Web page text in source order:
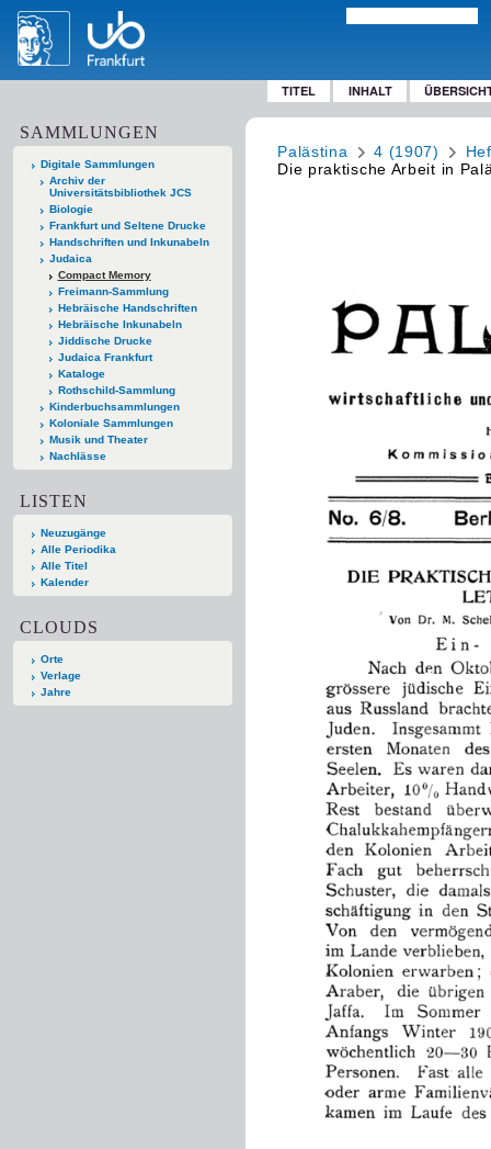
TITEL INHALT
SAMMLUNGEN
Digitale Sammlungen
Archiv der
Universitätsbibliothek JCS
Biologie
Frankfurt und Seltene Drucke
Handschriften und Inkunabeln
Judaica
Compact Memory
Freimann-Sammlung
Hebräische Handschriften
Hebräische Inkunabeln
Jiddische Drucke
Judaica Frankfurt
Kataloge
Rothschild-Sammlung
Kinderbuchsammlungen
Koloniale Sammlungen
Musik und Theater
Nachlässe
LISTEN
Neuzugänge
Alle Periodika
Alle Titel
Kalender
CLOUDS
Orte
Verlage
Jahre
Palästina 4 (1907)
Die praktische Arbeit in